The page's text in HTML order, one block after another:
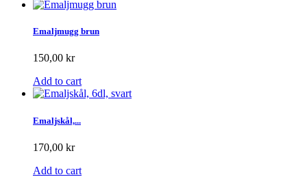
Emaljmugg brun
150,00 kr
Add to cart
Emaljskål,...
170,00 kr
Add to cart